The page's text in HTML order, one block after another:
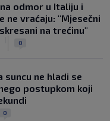
odmor u Italiju i
ne vraćaju: "Mjesečni
na trećinu"
0
suncu ne hladi se
postupkom koji
0